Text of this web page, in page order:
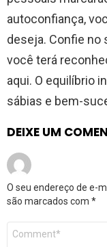
autoconfiança,
deseja. Confie no
você terá
aqui. O equilíbrio
sábias e bem-
DEIXE UM
O seu endereço de e-
são marcados com *
Comentário